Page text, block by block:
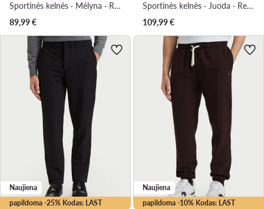
Sportinės kelnės · Mėlyna · Regular Fit
89,99€
Sportinės kelnės · Juoda · Relaxed Fit
109,99€
papildoma -25% Kodas: LAST
Naujiena
papildoma -10% Kodas: LAST
Naujiena